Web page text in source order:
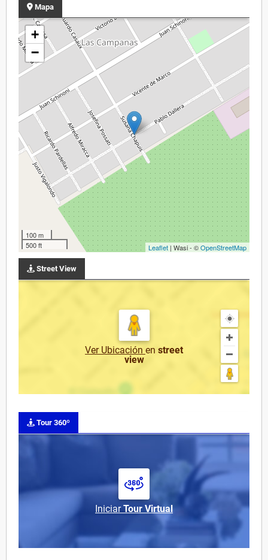
Mapa
+
−
100 m
500 ft
Leaflet | Wasi - ©OpenStreetMap
Street View
Ver Ubicación en street
view
Tour 360º
IniciarTour Virtual